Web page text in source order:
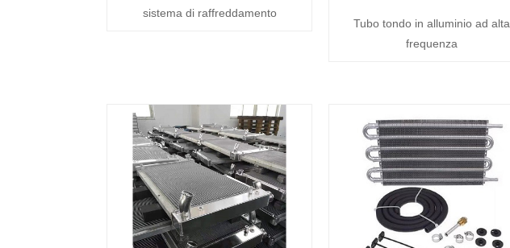
sistema di raffreddamento
Tubo tondo in alluminio ad alta
frequenza